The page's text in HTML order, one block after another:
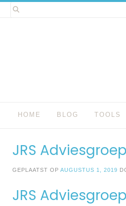
Spring
naar
HOME BLOG TOOLS
JRS
GEPLAATST OP AUGUSTUS 1, 2019
JRS